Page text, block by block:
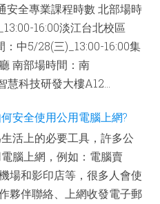
安全專業課程時數 北部場時
16:00淡江台北校區
中5/28(三)_13:00-16:00集
南部場時間：南
科技研發大樓A12...
何安全使用公用電腦上網?
活上的必要工具，許多公
腦上網，例如：電腦賣
場和影印店等，很多人會使
夥伴聯絡、上網收發電子郵